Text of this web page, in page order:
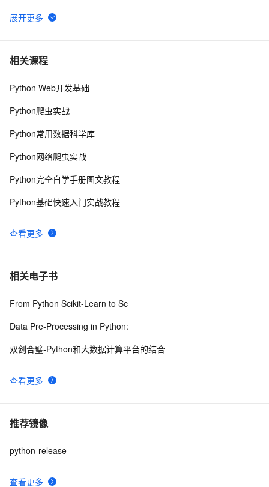
6
AIGC革新，将文字或者LOGO融入AI视频基于PIKA-
7 Python继承及方法解析顺序（MRO）详解 | 示例与
8 python高阶函数和匿名函数
评价这部通吃高考作文的电视剧？
10Python：使用PyJWT实现JSON Web Tokens加密解密
相关课程
查看更多
Python Web开发基础
Python爬虫实战
Python常用数据科学库
Python网络爬虫实战
Python完全自学手册图文教程
Python基础快速入门实战教程
相关电子书
查看更多
From Python Scikit-Learn to Sc
Data Pre-Processing in Python:
双剑合璧-Python和大数据计算平台的结合
推荐镜像
查看更多
python-release